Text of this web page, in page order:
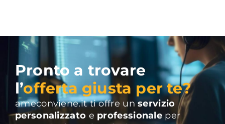
Pronto a trovare
l’offerta giusta per te?
ameconviene.it ti offre unservizio
personalizzato e professionale per